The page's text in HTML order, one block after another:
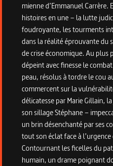
mienne d’Emmanuel Carrère.
histoires en une – la lutte
foudroyante, les tourments
dans la réalité éprouvante du
de crise économique. Au plus
dépeint avec finesse le
peau, résolus à tordre le cou
commercent sur la
délicatesse par Marie Gillain,
son sillage Stéphane –
un brin désenchanté par ses
tout son éclat face à
Contournant les ficelles du
humain, un drame poignant